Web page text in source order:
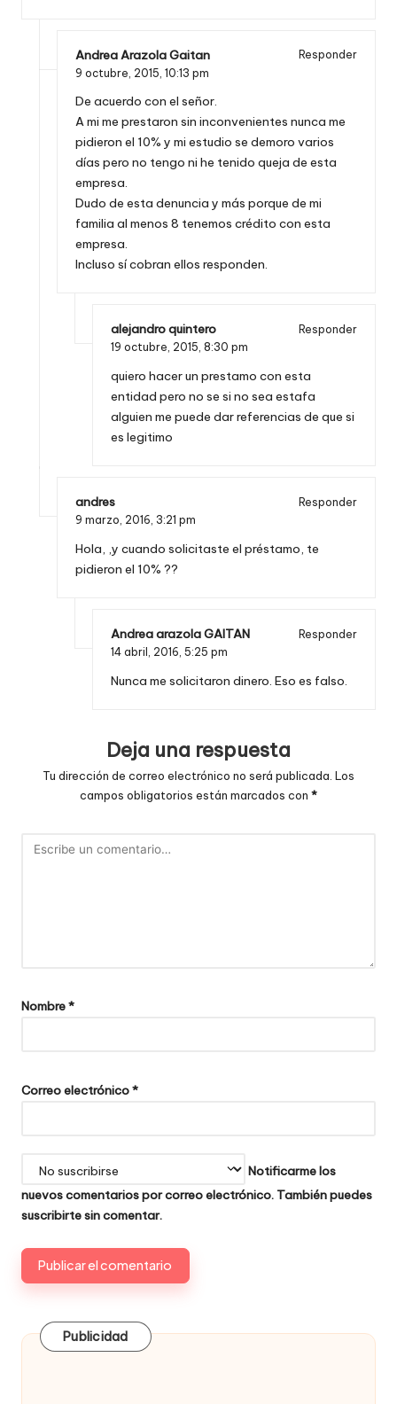
Andrea Arazola Gaitan
Responder
9 octubre, 2015, 10:13 pm
De acuerdo con el señor.
A mi me prestaron sin inconvenientes nunca me
pidieron el 10% y mi estudio se demoro varios
días pero no tengo ni he tenido queja de esta
empresa.
Dudo de esta denuncia y más porque de mi
familia al menos 8 tenemos crédito con esta
empresa.
Incluso sí cobran ellos responden.
alejandro quintero
Responder
19 octubre, 2015, 8:30 pm
quiero hacer un prestamo con esta
entidad pero no se si no sea estafa
alguien me puede dar referencias de que si
es legitimo
andres
Responder
9 marzo, 2016, 3:21 pm
Hola, ,y cuando solicitaste el préstamo, te
pidieron el 10% ??
Andrea arazola GAITAN
Responder
14 abril, 2016, 5:25 pm
Nunca me solicitaron dinero. Eso es falso.
Deja una respuesta
Tu dirección de correo electrónico no será publicada. Los
campos obligatorios están marcados con *
Nombre*
Correo electrónico*
Notificarme los
nuevos comentarios por correo electrónico. También puedes
suscribirtesin comentar.
Publicidad